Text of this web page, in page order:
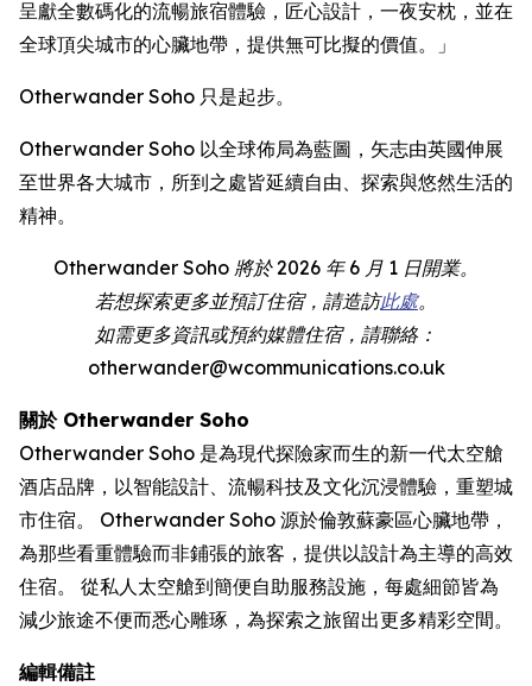
呈獻全數碼化的流暢旅宿體驗，匠心設計，一夜安枕，並在
全球頂尖城市的心臟地帶，提供無可比擬的價值。」
Otherwander Soho 只是起步。
Otherwander Soho 以全球佈局為藍圖，矢志由英國伸展
至世界各大城市，所到之處皆延續自由、探索與悠然生活的
精神。
Otherwander Soho 將於 2026 年 6 月 1 日開業。
若想探索更多並預訂住宿，請造訪此處。
如需更多資訊或預約媒體住宿，請聯絡：
otherwander@wcommunications.co.uk
關於 Otherwander Soho
Otherwander Soho 是為現代探險家而生的新一代太空艙
酒店品牌，以智能設計、流暢科技及文化沉浸體驗，重塑城
市住宿。 Otherwander Soho 源於倫敦蘇豪區心臟地帶，
為那些看重體驗而非鋪張的旅客，提供以設計為主導的高效
住宿。 從私人太空艙到簡便自助服務設施，每處細節皆為
減少旅途不便而悉心雕琢，為探索之旅留出更多精彩空間。
編輯備註